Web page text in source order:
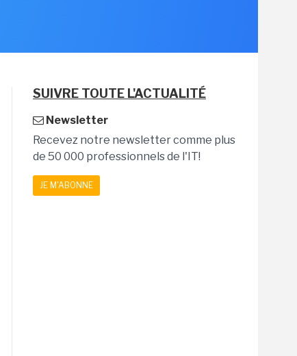
SUIVRE TOUTE L'ACTUALITÉ
Newsletter
Recevez notre newsletter comme plus
de 50 000 professionnels de l'IT!
JE M'ABONNE